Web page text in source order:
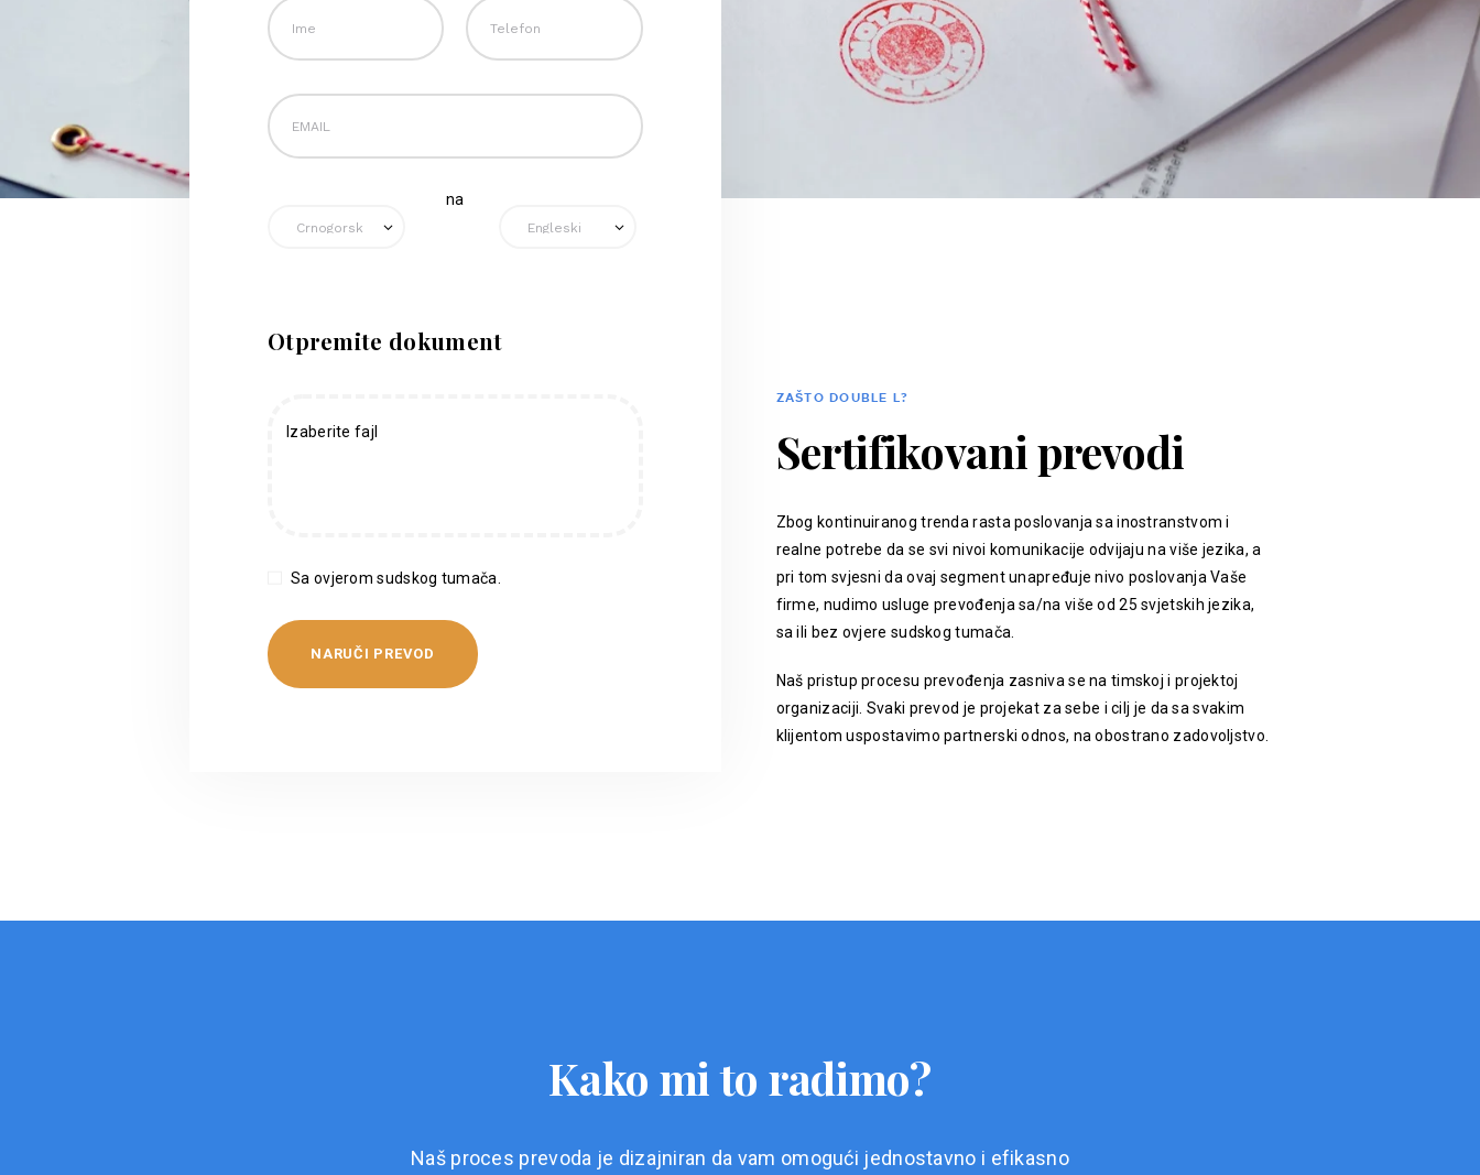
na
Otpremite dokument
Izaberite fajl
Sa ovjerom sudskog tumača.
ZAŠTO DOUBLE L?
Sertifikovani prevodi
Zbog kontinuiranog trenda rasta poslovanja sa inostranstvom i
realne potrebe da se svi nivoi komunikacije odvijaju na više jezika, a
pri tom svjesni da ovaj segment unapređuje nivo poslovanja Vaše
firme, nudimo usluge prevođenja sa/na više od 25 svjetskih jezika,
sa ili bez ovjere sudskog tumača.
Naš pristup procesu prevođenja zasniva se na timskoj i projektoj
organizaciji. Svaki prevod je projekat za sebe i cilj je da sa svakim
klijentom uspostavimo partnerski odnos, na obostrano zadovoljstvo.
Kako mi to radimo?
Naš proces prevoda je dizajniran da vam omogući jednostavno i efikasno